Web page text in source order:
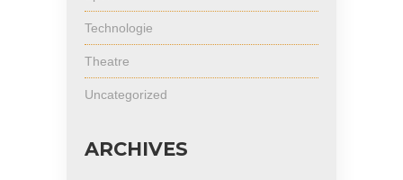
Technologie
Theatre
Uncategorized
ARCHIVES